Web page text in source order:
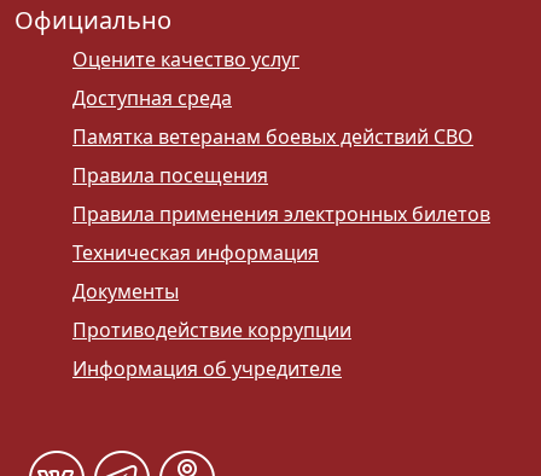
Официально
Оцените качество услуг
Доступная среда
Памятка ветеранам боевых действий СВО
Правила посещения
Правила применения электронных билетов
Техническая информация
Документы
Противодействие коррупции
Информация об учредителе